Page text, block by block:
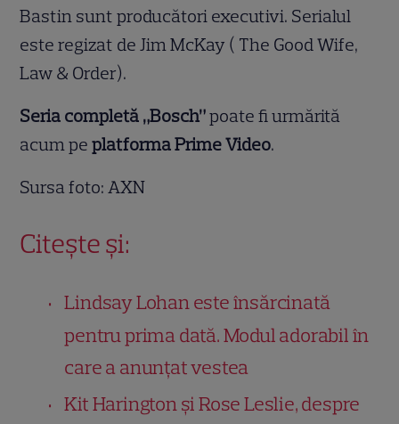
Bastin sunt producători executivi. Serialul
este regizat de Jim McKay ( The Good Wife,
Law & Order).
Seria completă „Bosch”poate fi urmărită
acum peplatforma Prime Video.
Sursa foto: AXN
Citește și:
Lindsay Lohan este însărcinată
pentru prima dată. Modul adorabil în
care a anunțat vestea
Kit Harington și Rose Leslie, despre